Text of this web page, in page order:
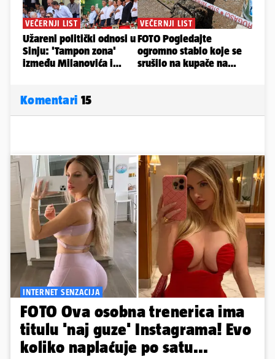
Komentari 15
INTERNET SENZACIJA
FOTO Ova osobna trenerica ima
titulu 'naj guze' Instagrama! Evo
koliko naplaćuje po satu...